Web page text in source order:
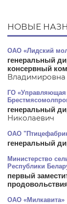
НОВЫЕ
ОАО «Лидский
генеральный
консервный
Владимировна
ГО «Управляющая
генеральный
Николаевич
ОАО
генеральный
Министерство
Республики
первый
ОАО «Милкавита»